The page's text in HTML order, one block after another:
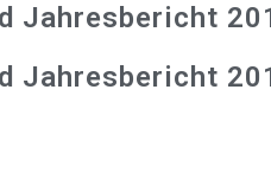
Jahresbericht
Jahresbericht